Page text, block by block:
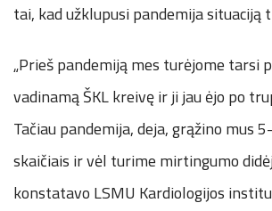
tai, kad užklupusi pandemija situaciją
„Prieš pandemiją mes turėjome tarsi
vadinamą ŠKL kreivę ir ji jau ėjo po
Tačiau pandemija, deja, grąžino mus
skaičiais ir vėl turime mirtingumo
konstatavo LSMU Kardiologijos